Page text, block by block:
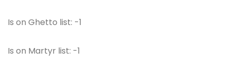
Is on Ghetto list: -1
Is on Martyr list: -1